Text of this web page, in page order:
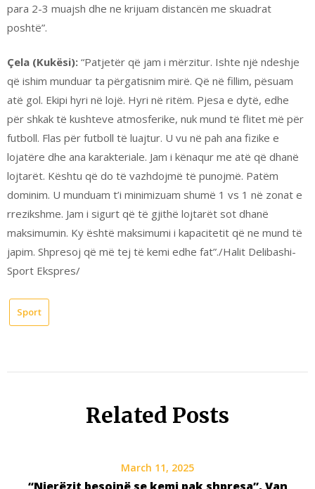
para 2-3 muajsh dhe ne krijuam distancën me skuadrat
poshtë”.
Çela (Kukësi): “Patjetër që jam i mërzitur. Ishte një ndeshje
që ishim munduar ta përgatisnim mirë. Që në fillim, pësuam
atë gol. Ekipi hyri në lojë. Hyri në ritëm. Pjesa e dytë, edhe
për shkak të kushteve atmosferike, nuk mund të flitet më për
futboll. Flas për futboll të luajtur. U vu në pah ana fizike e
lojatëre dhe ana karakteriale. Jam i kënaqur me atë që dhanë
lojtarët. Kështu që do të vazhdojmë të punojmë. Patëm
dominim. U munduam t’i minimizuam shumë 1 vs 1 në zonat e
rrezikshme. Jam i sigurt që të gjithë lojtarët sot dhanë
maksimumin. Ky është maksimumi i kapacitetit që ne mund të
japim. Shpresoj që më tej të kemi edhe fat”./Halit Delibashi-
Sport Ekspres/
Sport
Related Posts
March 11, 2025